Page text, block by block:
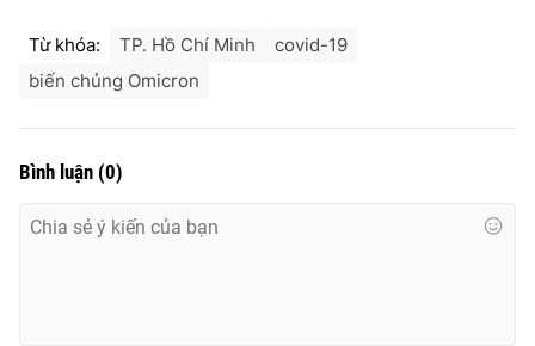
Từ khóa: TP. Hồ Chí Minh
covid-19
biến chủng Omicron
Bình luận (0)